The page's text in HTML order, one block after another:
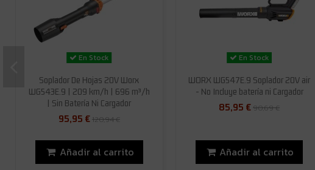
En Stock
Soplador De Hojas 20V Worx
WG543E.9 | 209 km/h | 696 m³/h
| Sin Batería Ni Cargador
95,95 €120,94 €
Añadir al carrito
En Stock
WORX WG547E.9 Soplador 20V air
- No Incluye batería ni Cargador
85,95 €90,69 €
Añadir al carrito